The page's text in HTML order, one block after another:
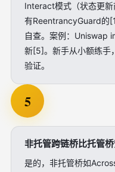
Interact模式（状态更
有ReentrancyGuard的
自查。案例：Uniswap
新[5]。新手从小额练手
验证。
5
非托管跨链桥比托管桥
是的，非托管桥如